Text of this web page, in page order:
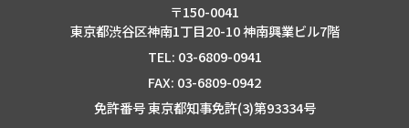
〒150-0041
東京都渋谷区神南1丁目20-10 神南興業ビル7階
TEL: 03-6809-0941
FAX: 03-6809-0942
免許番号 東京都知事免許(3)第93334号